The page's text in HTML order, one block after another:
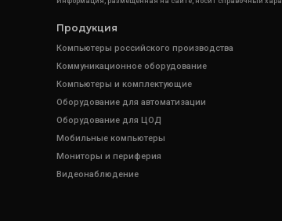
Продукция
Компьютеры российского производства
Коммуникационное оборудование
Компьютеры и комплектующие
Оборудование для автоматизации
Оборудование для ЦОД
Мобильные компьютеры
Мониторы и периферия
Видеонаблюдение